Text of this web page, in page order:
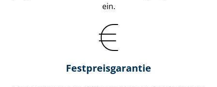
ein.
Festpreis​garantie